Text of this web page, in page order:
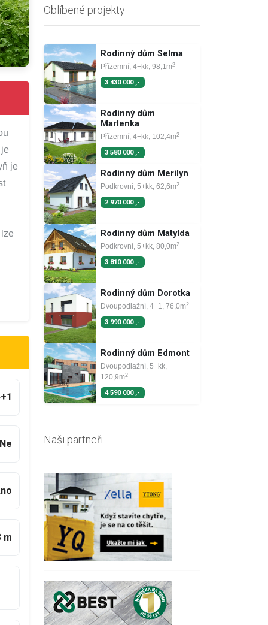
je
lze
m
Oblíbené projekty
Rodinný dům Selma
Přízemní, 4+kk, 98,1m2
3 430 000 ,-
Rodinný dům
Marlenka
Přízemní, 4+kk, 102,4m2
3 580 000 ,-
Rodinný dům Merilyn
Podkrovní, 5+kk, 62,6m2
2 970 000 ,-
Rodinný dům Matylda
Podkrovní, 5+kk, 80,0m2
3 810 000 ,-
Rodinný dům Dorotka
Dvoupodlažní, 4+1, 76,0m2
3 990 000 ,-
Rodinný dům Edmont
Dvoupodlažní, 5+kk,
120,9m2
4 590 000 ,-
Naši partneři